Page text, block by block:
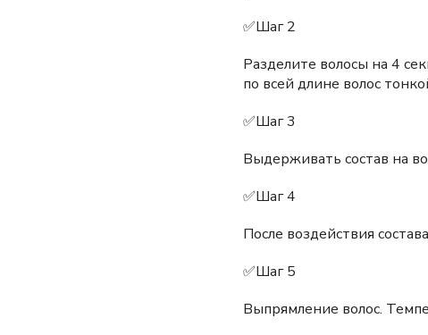
✅Шаг 2
Разделите волосы на 4
по всей длине волос
✅Шаг 3
Выдерживать состав на
✅Шаг 4
После воздействия
✅Шаг 5
Выпрямление волос.